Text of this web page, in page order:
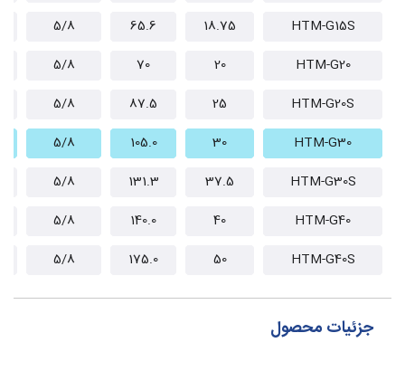
HTM-G15S
18.75
65.6
5/8
HTM-G20
20
70
5/8
HTM-G20S
25
87.5
5/8
HTM-G30
30
105.0
5/8
HTM-G30S
37.5
131.3
5/8
HTM-G40
40
140.0
5/8
HTM-G40S
50
175.0
5/8
جزئیات محصول